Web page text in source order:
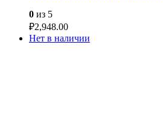
0 из 5
₽2,948.00
Нет в наличии